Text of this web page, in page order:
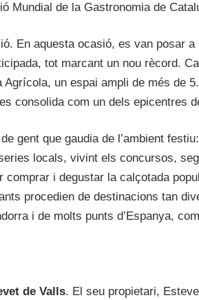
Mundial de la Gastronomia de
En aquesta ocasió, es van posar a
tot marcant un nou rècord.
un espai ampli de més de
consolida com un dels epicentres
gent que gaudia de l’ambient
locals, vivint els concursos,
i degustar la calçotada
procedien de destinacions tan
i de molts punts d’Espanya,
de Valls. El seu propietari,